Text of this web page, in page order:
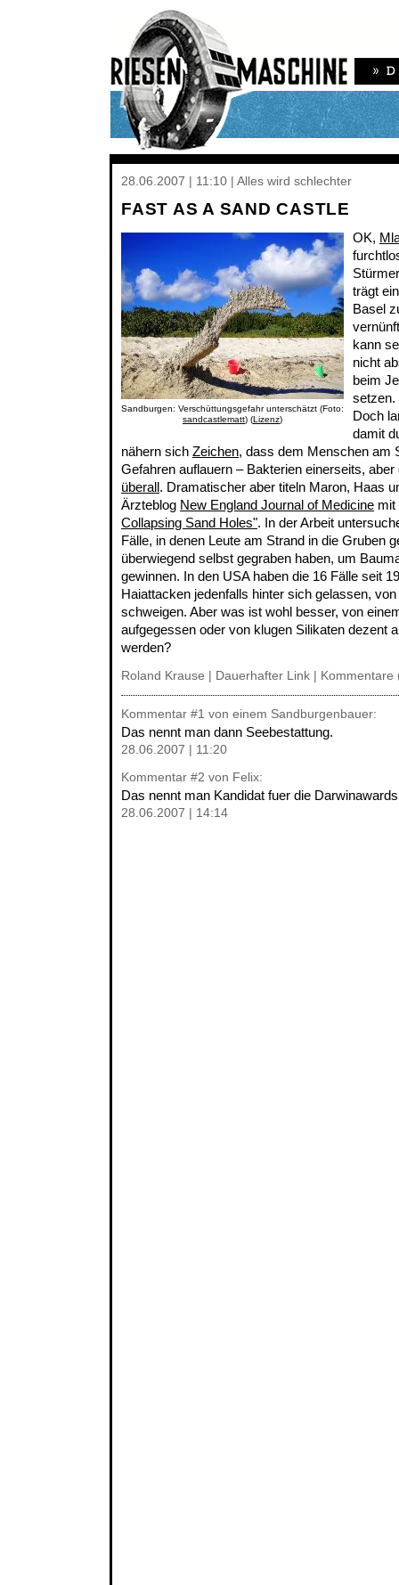
28.06.2007 | 11:10 | Alles wird schlechter
FAST AS A SAND CASTLE
Sandburgen: Verschüttungsgefahr unterschätzt (Foto:
sandcastlematt) (Lizenz)
OK,
trägt
Basel
kann
nicht
beim
setzen.
Doch
damit
nähern sich Zeichen, dass dem Menschen am
Gefahren auflauern – Bakterien einerseits,
überall. Dramatischer aber titeln Maron, Haas
Ärzteblog New England Journal of Medicine mit
Collapsing Sand Holes". In der Arbeit
Fälle, in denen Leute am Strand in die Gruben
überwiegend selbst gegraben haben, um
gewinnen. In den USA haben die 16 Fälle seit
Haiattacken jedenfalls hinter sich gelassen,
schweigen. Aber was ist wohl besser, von
aufgegessen oder von klugen Silikaten dezent
werden?
Roland Krause | Dauerhafter Link Kommentare
Kommentar #1 von einem Sandburgenbauer:
Das nennt man dann Seebestattung.
28.06.2007 | 11:20
Kommentar #2 von Felix:
Das nennt man Kandidat fuer die
28.06.2007 | 14:14